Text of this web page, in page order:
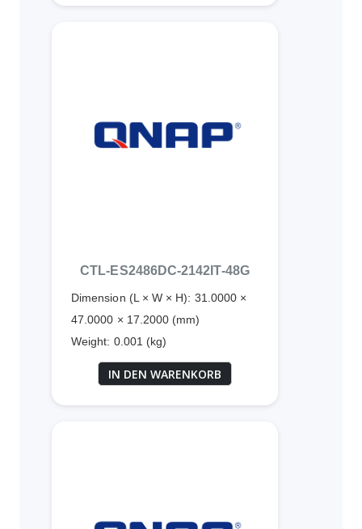
CTL-ES2486DC-2142IT-48G
Dimension (L × W × H): 31.0000 ×
47.0000 × 17.2000 (mm)
Weight: 0.001 (kg)
IN DEN WARENKORB